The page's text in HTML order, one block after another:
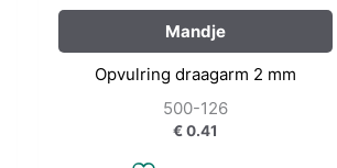
Mandje
Opvulring draagarm 2 mm
500-126
€0.41